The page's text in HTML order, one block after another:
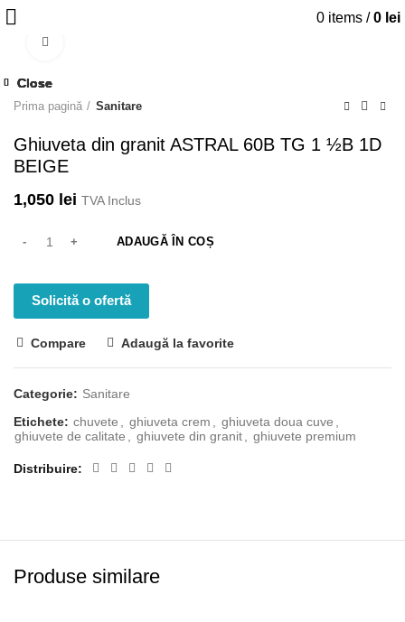
0 items / 0 lei
Prima pagină Sanitare
Ghiuveta din granit ASTRAL 60B TG 1 ½B 1D
BEIGE
1,050 lei TVA Inclus
ADAUGĂ ÎN COȘ
Solicită o ofertă
Compare Adaugă la favorite
Categorie: Sanitare
Etichete: chuvete ghiuveta crem ghiuveta doua cuve
ghiuvete de calitate
ghiuvete din granit ghiuvete premium
Distribuire
Produse similare
Close
Close
Close
Close
Close
Close
Close
Close